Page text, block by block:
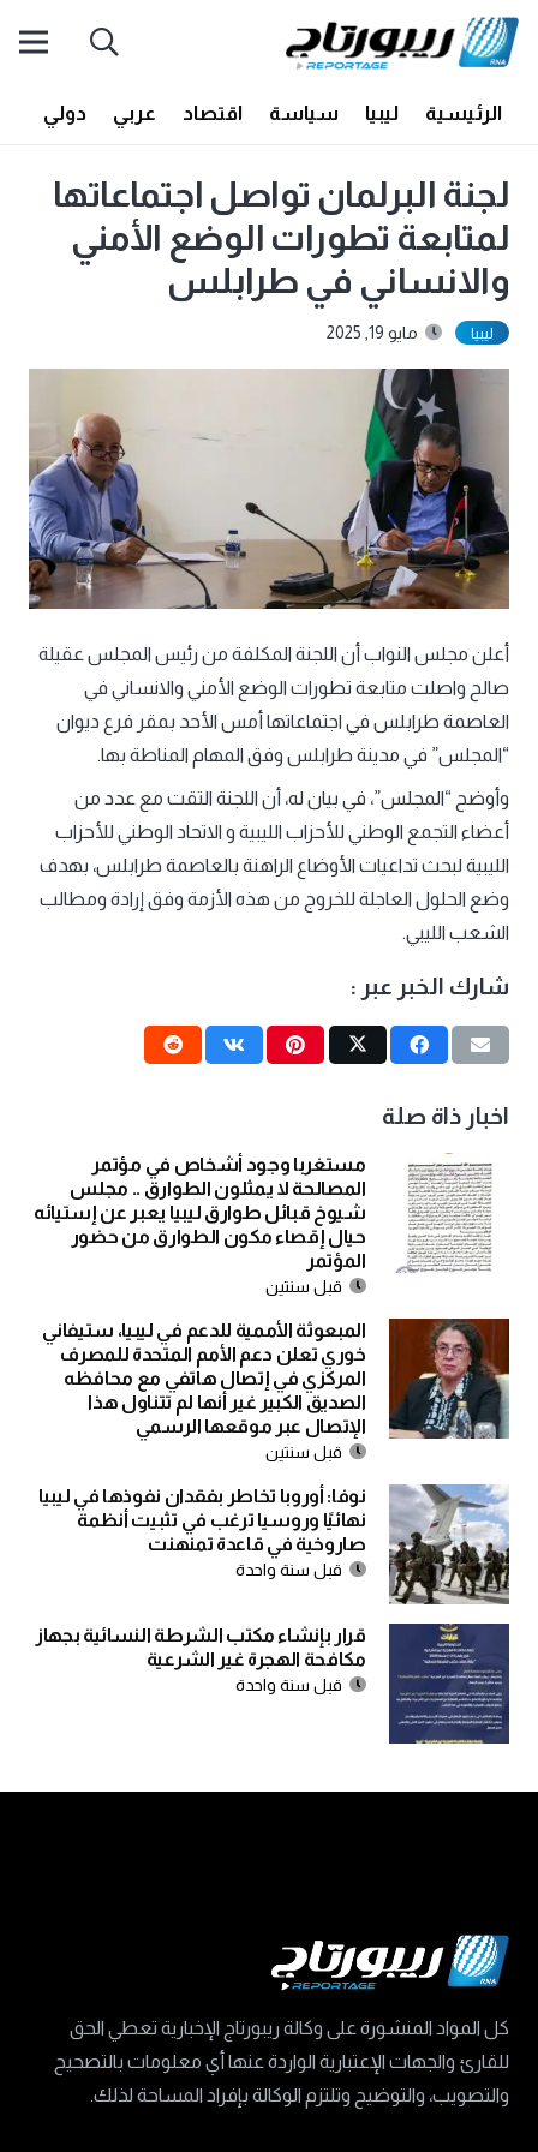
الرئيسية ليبيا سياسة اقتصاد عربي دولي
لجنة البرلمان تواصل اجتماعاتها
لمتابعة تطورات الوضع الأمني
والانساني في طرابلس
ليبيا مايو 19, 2025
أعلن مجلس النواب أن اللجنة المكلفة من رئيس المجلس عقيلة
صالح واصلت متابعة تطورات الوضع الأمني والانساني في
العاصمة طرابلس في اجتماعاتها أمس الأحد بمقر فرع ديوان
“المجلس” في مدينة طرابلس وفق المهام المناطة بها.
وأوضح “المجلس”، في بيان له، أن اللجنة التقت مع عدد من
أعضاء التجمع الوطني للأحزاب الليبية و الاتحاد الوطني للأحزاب
الليبية لبحث تداعيات الأوضاع الراهنة بالعاصمة طرابلس، بهدف
وضع الحلول العاجلة للخروج من هذه الأزمة وفق إرادة ومطالب
الشعب الليبي.
شارك الخبر عبر :
اخبار ذاة صلة
مستغربا وجود أشخاص في مؤتمر
المصالحة لا يمثلون الطوارق .. مجلس
شيوخ قبائل طوارق ليبيا يعبر عن إستيائه
حيال إقصاء مكون الطوارق من حضور
المؤتمر
قبل سنتين
المبعوثة الأممية للدعم في ليبيا، ستيفاني
خوري تعلن دعم الأمم المتحدة للمصرف
المركزي في إتصال هاتفي مع محافظه
الصديق الكبير غير أنها لم تتناول هذا
الإتصال عبر موقعها الرسمي
قبل سنتين
نوفا: أوروبا تخاطر بفقدان نفوذها في ليبيا
نهائيًا وروسيا ترغب في تثبيت أنظمة
صاروخية في قاعدة تمنهنت
قبل سنة واحدة
قرار بإنشاء مكتب الشرطة النسائية بجهاز
مكافحة الهجرة غير الشرعية
قبل سنة واحدة
كل المواد المنشورة على وكالة ريبورتاج الإخبارية تعطي الحق
للقارئ والجهات الإعتبارية الواردة عنها أي معلومات بالتصحيح
والتصويب، والتوضيح وتلتزم الوكالة بإفراد المساحة لذلك.